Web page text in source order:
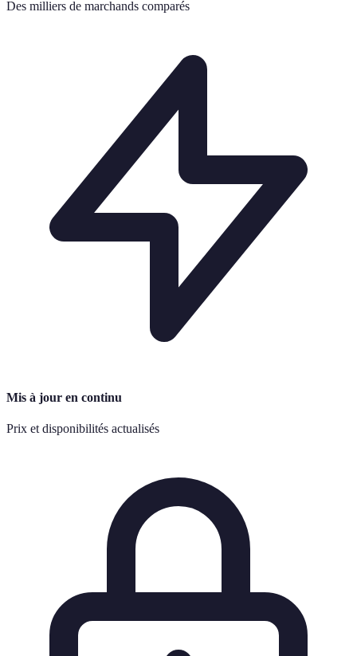
Des milliers de marchands comparés
Mis à jour en continu
Prix et disponibilités actualisés